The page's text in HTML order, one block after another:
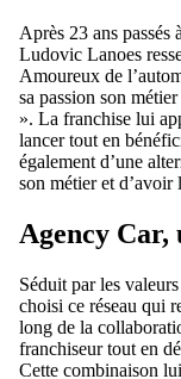
Après 23 ans passés
Ludovic Lanoes
Amoureux de
sa passion son
». La franchise lui
lancer tout en
également d’une
son métier et d’avoir
Agency Car,
Séduit par les
choisi ce réseau qui
long de la
franchiseur tout en
Cette combinaison